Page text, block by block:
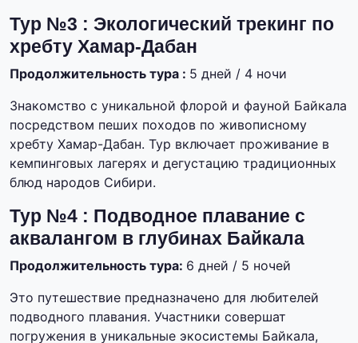
Тур №3 : Экологический трекинг по
хребту Хамар-Дабан
Продолжительность тура : 5 дней / 4 ночи
Знакомство с уникальной флорой и фауной Байкала
посредством пеших походов по живописному
хребту Хамар-Дабан. Тур включает проживание в
кемпинговых лагерях и дегустацию традиционных
блюд народов Сибири.
Тур №4 : Подводное плавание с
аквалангом в глубинах Байкала
Продолжительность тура: 6 дней / 5 ночей
Это путешествие предназначено для любителей
подводного плавания. Участники совершат
погружения в уникальные экосистемы Байкала,